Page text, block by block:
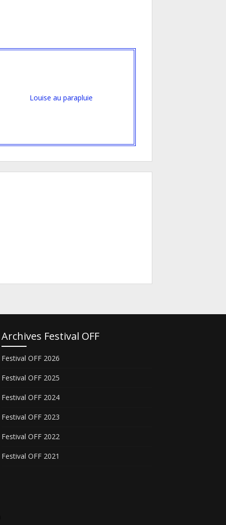
Louise au parapluie
Archives Festival OFF
Festival OFF 2026
Festival OFF 2025
Festival OFF 2024
Festival OFF 2023
Festival OFF 2022
Festival OFF 2021